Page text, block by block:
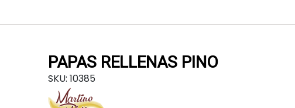
PAPAS RELLENAS PINO
SKU: 10385